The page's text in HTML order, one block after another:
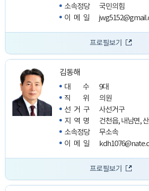
소속정당
국민의힘
이메일
프로필보기
김동해
대수9대
직위의원
선거구
사선거구
지역명
건천읍, 내남면,
소속정당
무소속
이메일
프로필보기